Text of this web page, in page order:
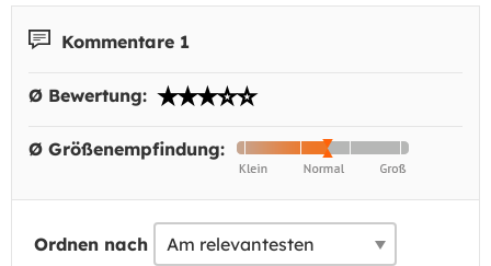
Kommentare 1
Ø Bewertung:
Ø Größenempfindung:
Ordnen nach